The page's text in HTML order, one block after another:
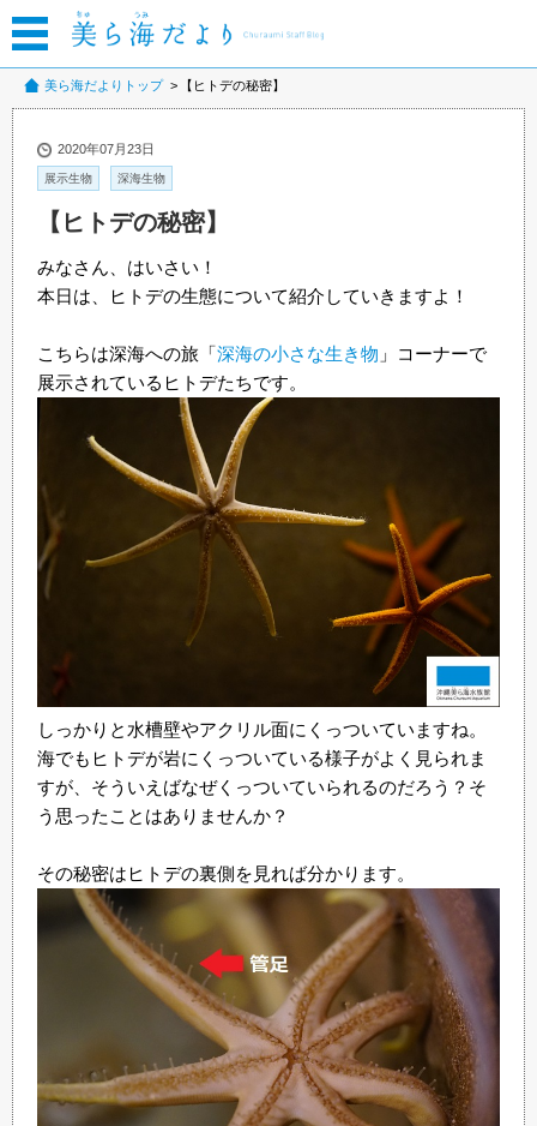
美ら海だよりトップ 【ヒトデの秘密】
2020年07月23日
展示生物 深海生物
【ヒトデの秘密】
みなさん、はいさい！
本日は、ヒトデの生態について紹介していきますよ！
こちらは深海への旅「深海の小さな生き物 」コーナーで
展示されているヒトデたちです。
しっかりと水槽壁やアクリル面にくっついていますね。
海でもヒトデが岩にくっついている様子がよく見られま
すが、そういえばなぜくっついていられるのだろう？そ
う思ったことはありませんか？
その秘密はヒトデの裏側を見れば分かります。